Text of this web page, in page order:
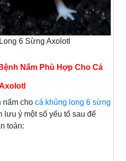
6 Sừng Axolotl
Nấm Phù Hợp Cho Cá
nấm cho cá khủng long 6 sừng
lưu ý một số yếu tố sau để
toàn: